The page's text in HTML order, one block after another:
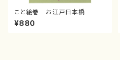
こと絵巻 お江戸日本橋
¥880